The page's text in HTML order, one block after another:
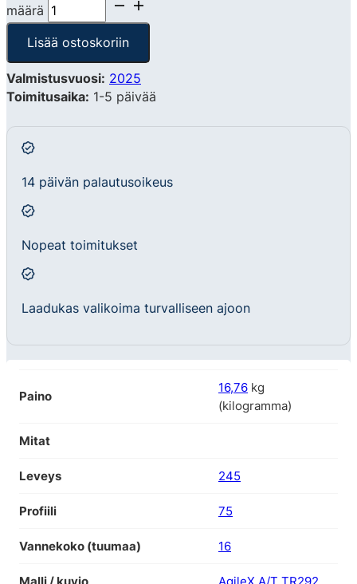
määrä
Lisää ostoskoriin
Valmistusvuosi: 2025
Toimitusaika: 1-5 päivää
14 päivän palautusoikeus
Nopeat toimitukset
Laadukas valikoima turvalliseen ajoon
Paino
16,76 kg
(kilogramma)
Mitat
Leveys 245
Profiili 75
Vannekoko (tuumaa) 16